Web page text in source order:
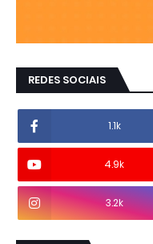
REDES SOCIAIS
1.1k
4.9k
3.2k